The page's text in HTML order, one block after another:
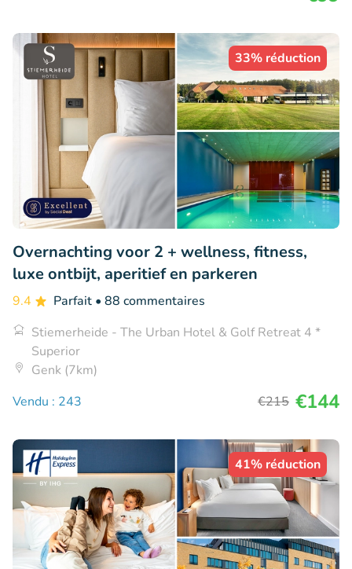
33% réduction
Overnachting voor 2 + wellness, fitness,
luxe ontbijt, aperitief en parkeren
9.4 Parfait • 88 commentaires
Stiemerheide - The Urban Hotel & Golf Retreat 4 *
Superior
Genk (7km)
Vendu : 243
€215 €144
41% réduction